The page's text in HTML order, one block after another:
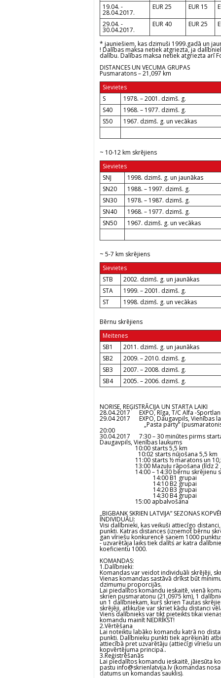
19.04. -
28.04.2017.
EUR 25 EUR 15
29.04. -
30.04.2017.
EUR 40 EUR 25
* jauniešiem, kas dzimuši 1999.gadā un
! Dalības maksa netiek atgriezta, ja
dalību. Dalības maksa netiek atgriezta arī
DISTANCES UN VECUMA GRUPAS
Pusmaratons – 21,097 km
Sievietes
S
1978. – 2001. dzimš. g.
S40
1968. – 1977. dzimš. g.
S50
1967. dzimš. g. un vecākas
~ 10-12 km skrējiens
Sievietes
SNJ
1998. dzimš. g. un jaunākas
SN20
1988. – 1997. dzimš. g.
SN30
1978. – 1987. dzimš. g.
SN40
1968. – 1977. dzimš. g.
SN50
1967. dzimš. g. un vecākas
~ 5-7 km skrējiens
Sievietes
STB
2002. dzimš. g. un jaunākas
STA
1999. – 2001. dzimš. g.
ST
1998. dzimš. g. un vecākas
Bērnu skrējiens
Meitenes
SB1
2011. dzimš. g. un jaunākas
SB2
2009. – 2010. dzimš. g.
SB3
2007. – 2008. dzimš. g.
SB4
2005. – 2006. dzimš. g.
NORISE, REĢISTRĀCIJA UN STARTA LAIKI
28.04.2017EXPO, Rīga, T/C Alfa -
29.04 2017 EXPO, Daugavpils, Vienības
„Pasta party” (pusmaratonistiem),
20:00
30.04.2017 7:30 – 30 minūtes pirms
Daugavpils, Vienības laukums
10:00 starts 5,5 km
10:02 starts nūjošana
11:00 starts ½ maratons un
13:00 Mazuļu rāpošana (līdz 2
14:00 – 14:30 bērnu skrējienu
14:00 B1 grupai
14:10 B2 grupai
14:20 B3 grupai
14:30 B4 grupai
15:00 apbalvošana
„BIGBANK SKRIEN LATVIJA” SEZONAS
INDIVIDUĀLI:
Visi dalībnieki, kas veikuši attiecīgo
punkti. Katras distances (izņemot bērnu
gan vīriešu konkurencē saņem 1000
- uzvarētāja laiks tiek dalīts ar katra
koeficientu 1000.
KOMANDAS:
1.Dalībnieki:
Komandas var veidot individuāli skrējēji,
Vienas komandas sastāvā drīkst būt
dzimumu proporcijās.
Lai piedalītos komandu ieskaitē, vienā
skrien pusmaratonu (21,0975 km), 1
un 1 dalībniekam, kurš skrien Tautas
skrējēji, atlikušie var skriet kādu distanci
Viens dalībnieks var tikt pieteikts tikai
komandu mainīt NEDRĪKST!
2.Vērtēšana
Lai noteiktu labāko komandu katrā no
punkti. Dalībnieku punkti tiek aprēķināti
attiecībā pret uzvarētāju (attiecīgi vīriešu
kopvērtējuma principa..
3.Reģistrēšanās
Lai piedalītos komandu ieskaitē, jāiesūta
pastu info@skrienlatvija.lv (komandas
datums un komandas sauklis).